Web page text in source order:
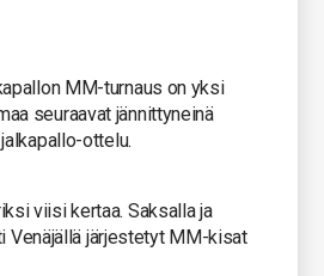
MM-turnaus on yksi
seuraavat jännittyneinä
ottelu.
viisi kertaa. Saksalla ja
Venäjällä järjestetyt MM-kisat